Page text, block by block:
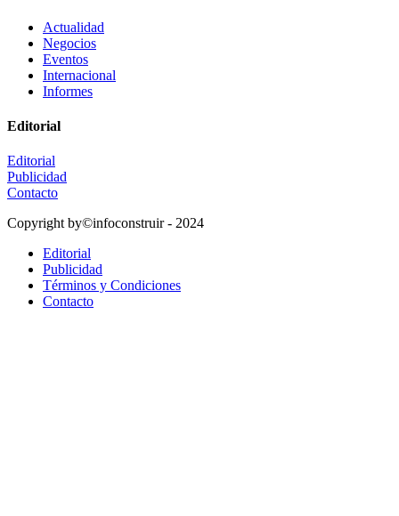
Actualidad
Negocios
Eventos
Internacional
Informes
Editorial
Editorial
Publicidad
Contacto
Copyright by©infoconstruir - 2024
Editorial
Publicidad
Términos y Condiciones
Contacto